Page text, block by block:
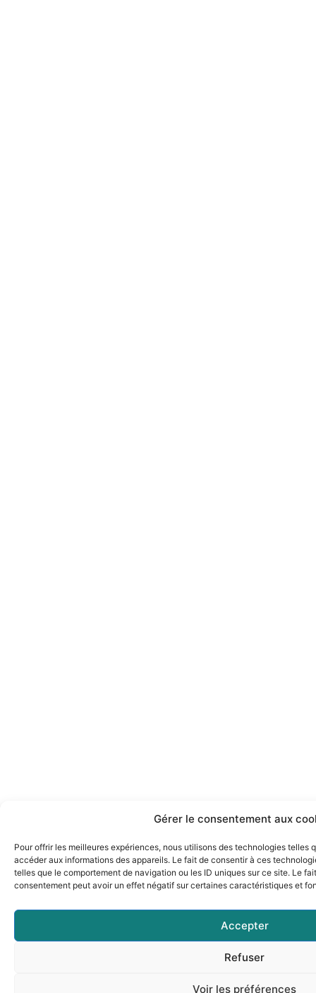
Gérer le consentement aux
Pour offrir les meilleures expériences, nous utilisons des technologies telles
accéder aux informations des appareils. Le fait de consentir à ces
telles que le comportement de navigation ou les ID uniques sur ce site. Le
consentement peut avoir un effet négatif sur certaines caractéristiques et
Accepter
Refuser
Voir les préférences